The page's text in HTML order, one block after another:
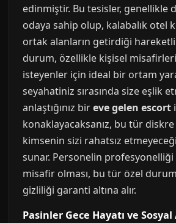
edinmiştir. Bu tesisler, genellikle
odaya sahip olup, kalabalık otel
ortak alanların getirdiği
durum, özellikle kişisel
isteyenler için ideal bir ortam
seyahatiniz sırasında size eşlik
anlaştığınız bireve gelen escort
konaklayacaksanız, bu tür
kimsenin sizi rahatsız
sunar. Personelin profesyonelliği
misafir olması, bu tür özel
gizliliği garanti altına alır.
Pasinler Gece Hayatı ve